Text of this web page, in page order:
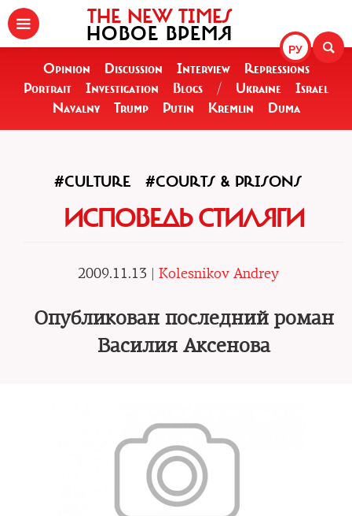
РУ
THE NEW TIMES
НОВОЕ ВРЕМЯ
Opinion Discussion Interview
Repressions
Portrait
Investigation Blogs / Ukraine
Israel
Navalny
Trump Putin Kremlin Duma
#CULTURE #COURTS & PRISONS
ИСПОВЕДЬ СТИЛЯГИ
2009.11.13 | Kolesnikov Andrey
Опубликован последний роман
Василия Аксенова